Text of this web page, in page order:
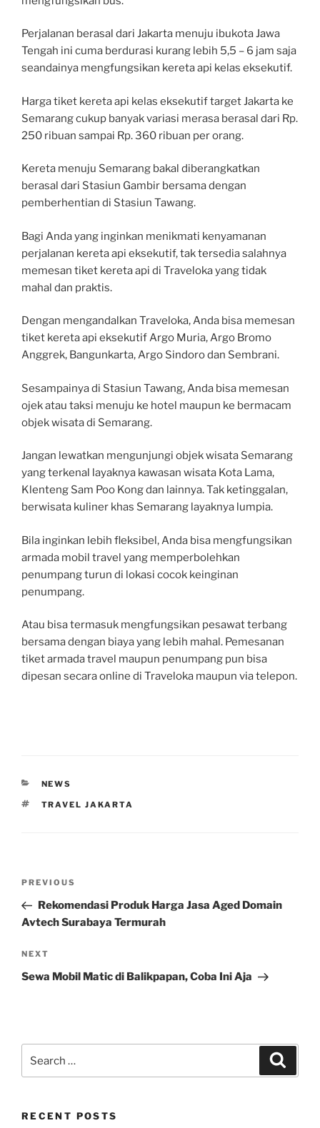
Perjalanan berasal dari Jakarta menuju ibukota Jawa
Tengah ini cuma berdurasi kurang lebih 5,5 – 6 jam saja
seandainya mengfungsikan kereta api kelas eksekutif.
Harga tiket kereta api kelas eksekutif target Jakarta ke
Semarang cukup banyak variasi merasa berasal dari Rp.
250 ribuan sampai Rp. 360 ribuan per orang.
Kereta menuju Semarang bakal diberangkatkan
berasal dari Stasiun Gambir bersama dengan
pemberhentian di Stasiun Tawang.
Bagi Anda yang inginkan menikmati kenyamanan
perjalanan kereta api eksekutif, tak tersedia salahnya
memesan tiket kereta api di Traveloka yang tidak
mahal dan praktis.
Dengan mengandalkan Traveloka, Anda bisa memesan
tiket kereta api eksekutif Argo Muria, Argo Bromo
Anggrek, Bangunkarta, Argo Sindoro dan Sembrani.
Sesampainya di Stasiun Tawang, Anda bisa memesan
ojek atau taksi menuju ke hotel maupun ke bermacam
objek wisata di Semarang.
Jangan lewatkan mengunjungi objek wisata Semarang
yang terkenal layaknya kawasan wisata Kota Lama,
Klenteng Sam Poo Kong dan lainnya. Tak ketinggalan,
berwisata kuliner khas Semarang layaknya lumpia.
Bila inginkan lebih fleksibel, Anda bisa mengfungsikan
armada mobil travel yang memperbolehkan
penumpang turun di lokasi cocok keinginan
penumpang.
Atau bisa termasuk mengfungsikan pesawat terbang
bersama dengan biaya yang lebih mahal. Pemesanan
tiket armada travel maupun penumpang pun bisa
dipesan secara online di Traveloka maupun via telepon.
CATEGORIES
NEWS
TAGS
TRAVEL JAKARTA
Previous
Post
PREVIOUS
Rekomendasi Produk Harga Jasa Aged Domain
Avtech Surabaya Termurah
Next
Post
NEXT
Sewa Mobil Matic di Balikpapan, Coba Ini Aja
RECENT POSTS